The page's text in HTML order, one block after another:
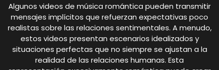
Algunos videos de música romántica pueden transmitir
mensajes implícitos que refuerzan expectativas poco
realistas sobre las relaciones sentimentales. A menudo,
estos videos presentan escenarios idealizados y
situaciones perfectas que no siempre se ajustan a la
realidad de las relaciones humanas. Esta